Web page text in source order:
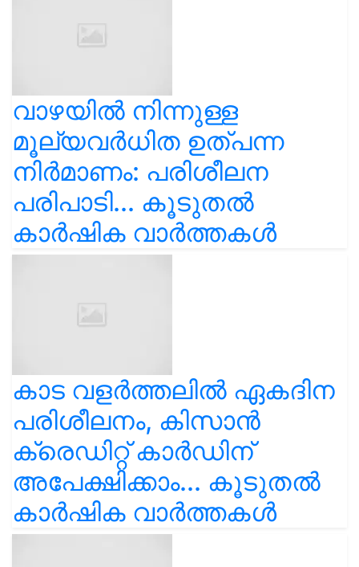
വാഴയിൽ നിന്നുള്ള
മൂല്യവർധിത ഉത്പന്ന
നിർമാണം: പരിശീലന
പരിപാടി... കൂടുതൽ
കാർഷിക വാർത്തകൾ
കാട വളര്‍ത്തലിൽ ഏകദിന
പരിശീലനം, കിസാൻ
ക്രെഡിറ്റ് കാർഡിന്
അപേക്ഷിക്കാം... കൂടുതൽ
കാർഷിക വാർത്തകൾ